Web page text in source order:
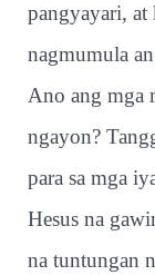
pangyayari, at
nagmumula
Ano ang mga
ngayon?
para sa mga
Hesus na
na tuntungan